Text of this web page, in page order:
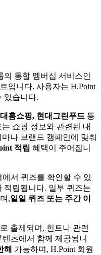
의 통합 멤버십 서비스인
입니다. 사용자는 H.Point
있습니다.
홈쇼핑, 현대그린푸드 등
쇼핑 정보와 관련된 내
나 브랜드 캠페인에 맞춰
적립 혜택이 주어집니
서 퀴즈를 확인할 수 있
적립됩니다. 일부 퀴즈는
,일일 퀴즈 또는 주간 이
출제되며, 힌트나 관련
츠에서 함께 제공됩니
해 가능하며, H.Point 회원